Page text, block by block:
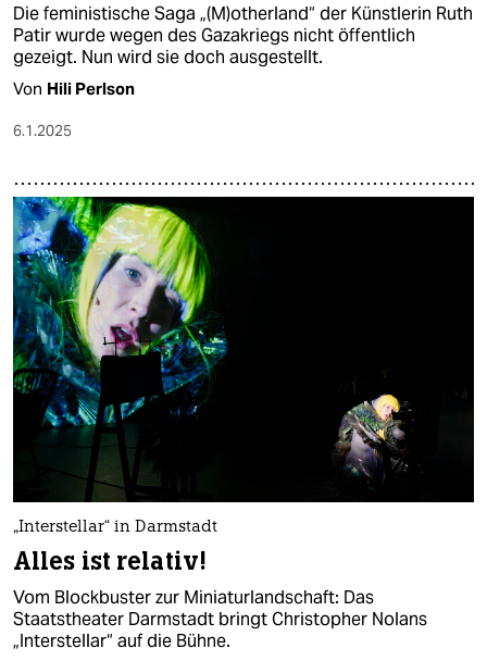
Die feministische Saga „(M)otherland“ der Künstlerin Ruth
Patir wurde wegen des Gazakriegs nicht öffentlich
gezeigt. Nun wird sie doch ausgestellt.
Von Hili Perlson
6.1.2025
„Interstellar“ in Darmstadt
Alles ist relativ!
Vom Blockbuster zur Miniaturlandschaft: Das
Staatstheater Darmstadt bringt Christopher Nolans
„Interstellar“ auf die Bühne.